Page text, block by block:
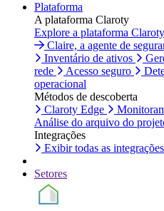
Plataforma
A plataforma Claroty
Explore a plataforma Claroty
Claire, a agente de
Inventário de ativos
rede
Acesso seguro
operacional
Métodos de descoberta
Claroty Edge
Análise do arquivo do
Integrações
Exibir todas as integrações
Setores